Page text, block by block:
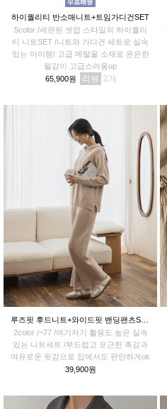
하이퀄리티 반소매니트+트임가디건SET
5color /세련된 셋업 스타일의 하이퀄리
티 니트SET /니트와 가디건 세트로 실속
있는 아이템! 고급 메탈울 소재로 은은한
펄감이 고급스러움up
65,900원
리뷰 2
2color /~77 /여기저기 활용도 높은 실속
있는 니트세트 /부드럽고 포근한 촉감과
여유로운 핏감으로 집에서도 편안하게ok
39,900원